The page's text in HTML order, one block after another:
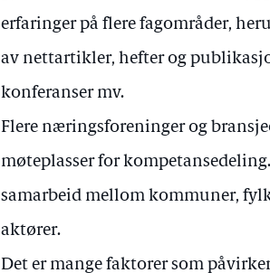
erfaringer på flere fagområder,
av nettartikler, hefter og
konferanser mv.
Flere næringsforeninger og
møteplasser for
samarbeid mellom kommuner,
aktører.
Det er mange faktorer som